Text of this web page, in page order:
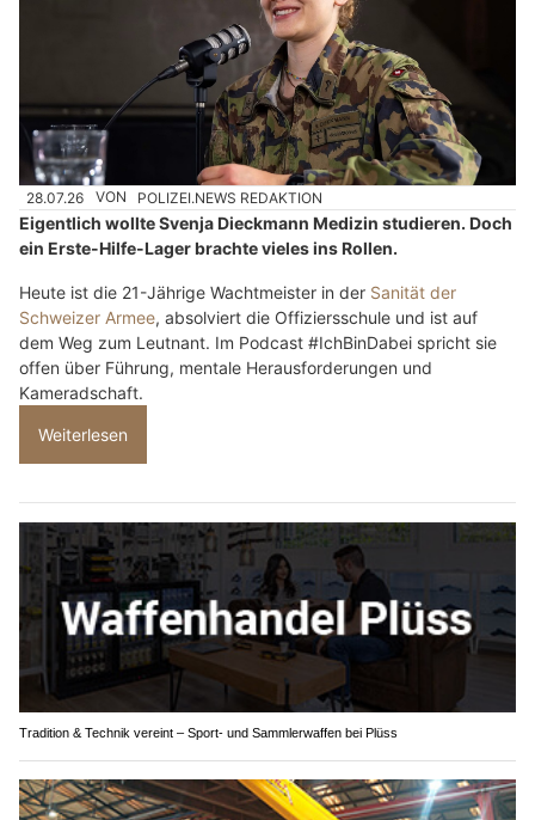
28.07.26 VON POLIZEI.NEWS REDAKTION
Eigentlich wollte Svenja Dieckmann Medizin studieren. Doch
ein Erste-Hilfe-Lager brachte vieles ins Rollen.
Heute ist die 21-Jährige Wachtmeister in der Sanität der
Schweizer Armee, absolviert die Offiziersschule und ist auf
dem Weg zum Leutnant. Im Podcast #IchBinDabei spricht sie
offen über Führung, mentale Herausforderungen und
Kameradschaft.
Weiterlesen
Tradition & Technik vereint – Sport- und Sammlerwaffen bei Plüss